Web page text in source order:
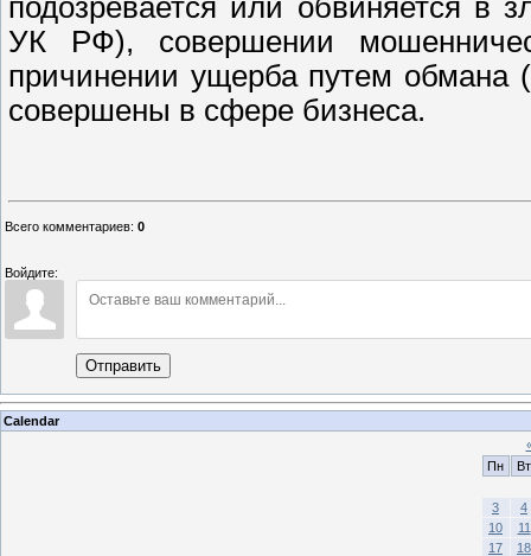
подозревается или обвиняется в
УК РФ), совершении
причинении ущерба путем обмана
совершены в сфере бизнеса.
Всего комментариев: 0
Войдите:
Отправить
Calendar
Пн
Вт
3
4
10
11
17
18